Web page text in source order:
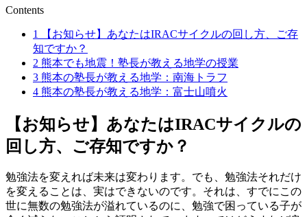
Contents
1
【お知らせ】あなたはIRACサイクルの回し方、ご存
知ですか？
2 熊本でも地震！塾長が教える地学の授業
3 熊本の塾長が教える地学：南海トラフ
4 熊本の塾長が教える地学：富士山噴火
【お知らせ】あなたはIRACサイクルの
回し方、ご存知ですか？
勉強法を変えれば未来は変わります。でも、勉強法それだけ
を変えることは、実はできないのです。それは、すでにこの
世に無数の勉強法が溢れているのに、勉強で困っている子が